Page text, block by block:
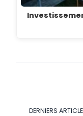
DERNIERS